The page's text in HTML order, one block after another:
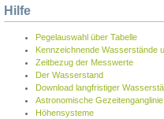
Hilfe
Pegelauswahl über Tabelle
Kennzeichnende Wasserstände
Zeitbezug der Messwerte
Der Wasserstand
Download langfristiger
Astronomische
Höhensysteme